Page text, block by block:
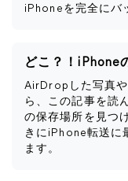
iPhoneを完全にバ
どこ？！iPhone
AirDropした写真
ら、この記事を読
の保存場所を見つ
きにiPhone転送に
ます。